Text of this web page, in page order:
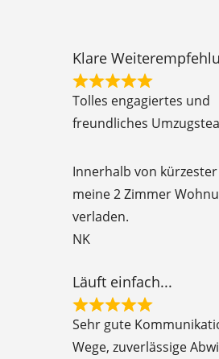
Klare
R
a
d
5
o
o
Tolles engagiertes und
freundliches
Innerhalb von
meine 2 Zimmer
verladen.
NK
Läuft einfach...
R
Sehr gute
Wege, zuverlässige